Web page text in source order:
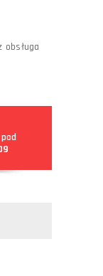
obsługa